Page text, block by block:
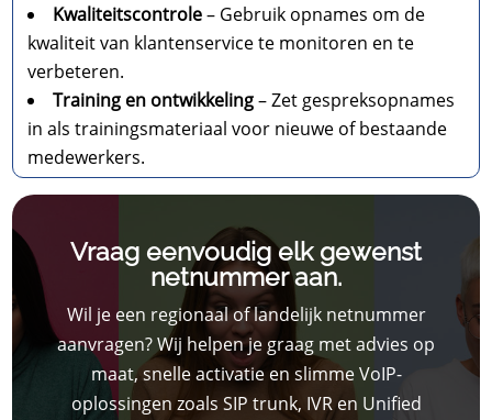
Kwaliteitscontrole– Gebruik opnames om de
kwaliteit van klantenservice te monitoren en te
verbeteren.
Training en ontwikkeling– Zet gespreksopnames
in als trainingsmateriaal voor nieuwe of bestaande
medewerkers.
Vraag eenvoudig elk gewenst
netnummer aan.
Wil je een regionaal of landelijk netnummer
aanvragen? Wij helpen je graag met advies op
maat, snelle activatie en slimme VoIP-
oplossingen zoals SIP trunk, IVR en Unified